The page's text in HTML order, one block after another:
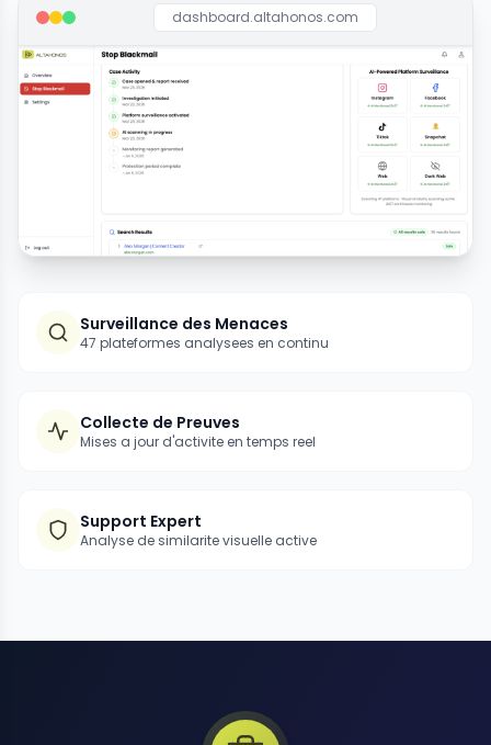
dashboard.altahonos.com
Surveillance des Menaces
47 plateformes analysees en continu
Collecte de Preuves
Mises a jour d'activite en temps reel
Support Expert
Analyse de similarite visuelle active